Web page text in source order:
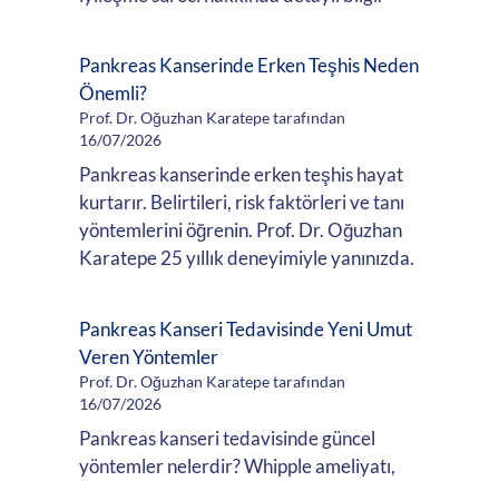
Pankreas Kanserinde Erken Teşhis Neden
Önemli?
Prof. Dr. Oğuzhan Karatepe tarafından
16/07/2026
Pankreas kanserinde erken teşhis hayat
kurtarır. Belirtileri, risk faktörleri ve tanı
yöntemlerini öğrenin. Prof. Dr. Oğuzhan
Karatepe 25 yıllık deneyimiyle yanınızda.
Pankreas Kanseri Tedavisinde Yeni Umut
Veren Yöntemler
Prof. Dr. Oğuzhan Karatepe tarafından
16/07/2026
Pankreas kanseri tedavisinde güncel
yöntemler nelerdir? Whipple ameliyatı,